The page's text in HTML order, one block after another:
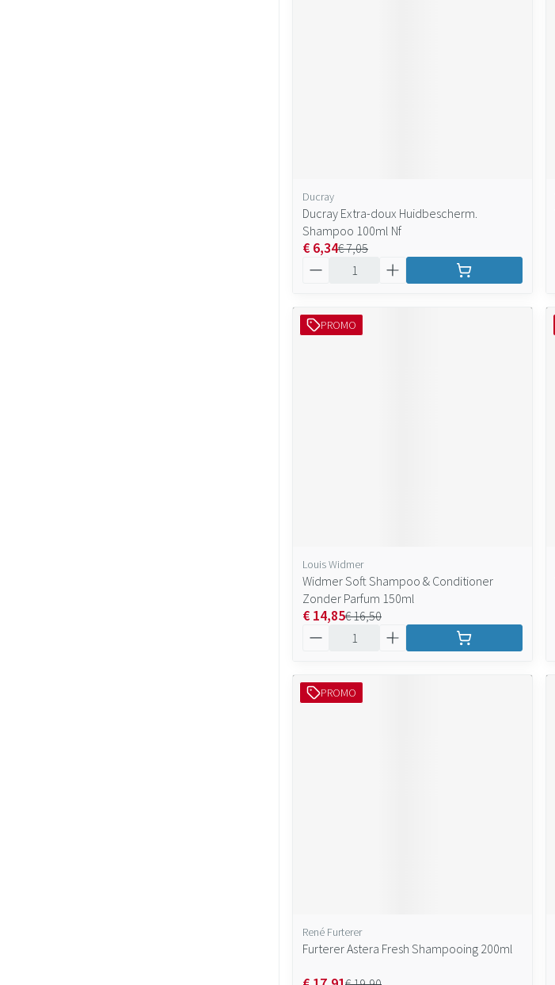
Ducray
Ducray Extra-doux Huidbescherm.
Shampoo 100ml Nf
€ 7,05
€ 6,34
PROMO
Louis Widmer
Widmer Soft Shampoo & Conditioner
Zonder Parfum 150ml
€ 16,50
€ 14,85
PROMO
René Furterer
Furterer Astera Fresh Shampooing 200ml